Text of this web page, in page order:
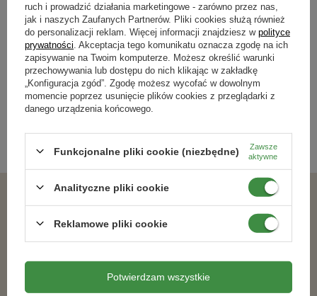
Newsletter
Zapisz się do newslettera i bądź na
bieżąco z aktualnymi promocjami
Zgadzam się na otrzymywanie wiadomości marketingowych na podany adres e-mail oraz przetwarzanie danych osobowych zgodnie z
ZAPISZ SIĘ
ruch i prowadzić działania marketingowe - zarówno przez nas,
jak i naszych Zaufanych Partnerów. Pliki cookies służą również
do personalizacji reklam. Więcej informacji znajdziesz w polityce
prywatności . Akceptacja tego komunikatu oznacza zgodę na ich
zapisywanie na Twoim komputerze. Możesz określić warunki
przechowywania lub dostępu do nich klikając w zakładkę
„Konfiguracja zgód”. Zgodę możesz wycofać w dowolnym
momencie poprzez usunięcie plików cookies z przeglądarki z
danego urządzenia końcowego.
Funkcjonalne pliki cookie (niezbędne)
Zawsze
aktywne
Analityczne pliki cookie
Reklamowe pliki cookie
Potwierdzam wszystkie